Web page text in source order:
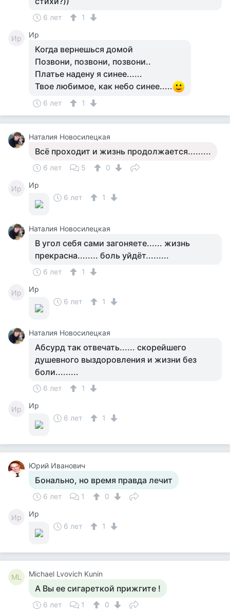
6 лет 1
Ир Ир
Когда вернешься домой
Позвони, позвони, позвони..
Платье надену я синее......
Твое любимое, как небо синее.....
6 лет 1
Наталия Новосилецкая
Всё проходит и жизнь продолжается.........
6 лет 5 0
Ир
Ир
6 лет
1
Наталия Новосилецкая
В угол себя сами загоняете...... жизнь
прекрасна........ боль уйдёт.........
6 лет 1
Ир
Ир
6 лет
1
Наталия Новосилецкая
Абсурд так отвечать...... скорейшего
душевного выздоровления и жизни без
боли.........
6 лет 1
Ир
Ир
6 лет
1
Юрий Иванович
Бонально, но время правда лечит
6 лет 1 0
Ир
Ир
6 лет
1
ML Michael Lvovich Kunin
А Вы ее сигареткой прижгите !
6 лет 1 0